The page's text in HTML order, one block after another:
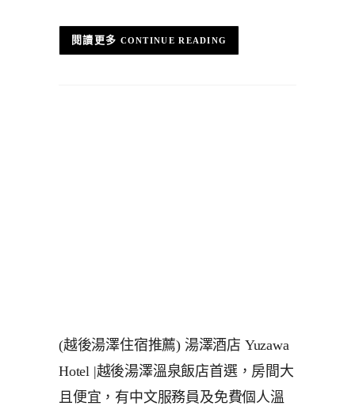
CONTINUE READING
(越後湯澤住宿推薦) 湯澤酒店 Yuzawa
Hotel |越後湯澤溫泉飯店首選，房間大
且便宜，有中文服務員及免費個人溫